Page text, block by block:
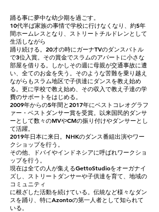
踊る事に夢中な幼少期を過ごす。
10代半ば家族の事情で学校に行けなくなり、約5年
間ホームレスとなり、ストリートチルドレンとして
生活しながら
踊り続ける。20才の時にガーナTVのダンスバトル
で3位入賞。その賞金でスラムのアパートに小さな
部屋を借りる。しかしその週に母親が交通事故に遭
い、全てのお金を失う。そのような苦難を乗り越え
ながらもスラム地区で子供達にダンスを教え始め
る。更に学校で教え始め、その収入で教え子達の学
費のサポートをはじめる。
2009年からの5年間と2017年にベストコレオグラフ
ァー・ベストダンサー賞を受賞。以来国民的ダンサ
ーとして数々のMVやCMの振り付けやダンサーとし
て活躍。
2019年日本に来日。NHKのダンス番組出演やワー
クショップを行う。
その他、ドバイやインドネシアに呼ばれワークショ
ップを行う。
現在は全ての人が集えるGettoStudioをオーガナイ
ズし、ストリートダンサーや子供達を育て、地域の
コミュニティ
に根ざした活動を続けている。伝統など様々なダン
スを踊り、特にAzontoの第一人者として知られて
いる。